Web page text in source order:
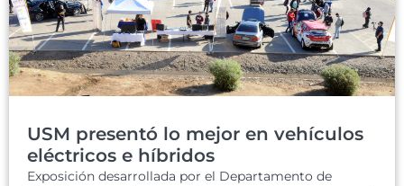
USM presentó lo mejor en vehículos
eléctricos e híbridos
Exposición desarrollada por el Departamento de